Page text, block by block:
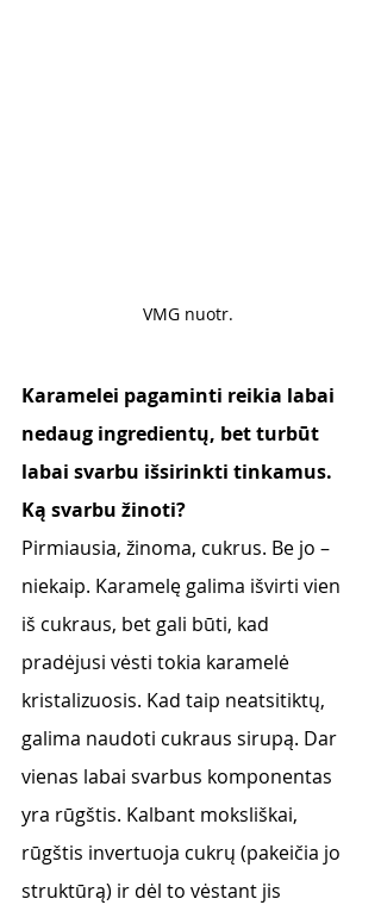
VMG nuotr.
Karamelei pagaminti reikia labai
nedaug ingredientų, bet turbūt
labai svarbu išsirinkti tinkamus.
Ką svarbu žinoti?
Pirmiausia, žinoma, cukrus. Be jo –
niekaip. Karamelę galima išvirti vien
iš cukraus, bet gali būti, kad
pradėjusi vėsti tokia karamelė
kristalizuosis. Kad taip neatsitiktų,
galima naudoti cukraus sirupą. Dar
vienas labai svarbus komponentas
yra rūgštis. Kalbant moksliškai,
rūgštis invertuoja cukrų (pakeičia jo
struktūrą) ir dėl to vėstant jis